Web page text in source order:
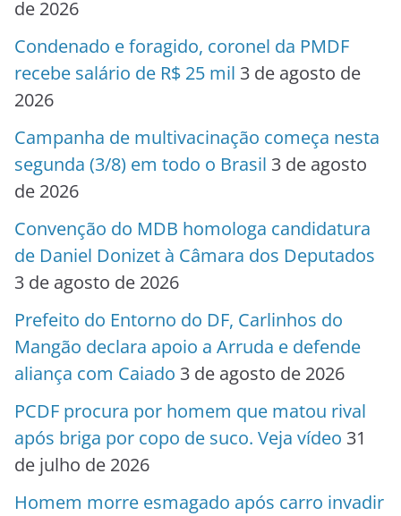
de 2026
Condenado e foragido, coronel da PMDF
recebe salário de R$ 25 mil 3 de agosto de
2026
Campanha de multivacinação começa nesta
segunda (3/8) em todo o Brasil 3 de agosto
de 2026
Convenção do MDB homologa candidatura
de Daniel Donizet à Câmara dos Deputados
3 de agosto de 2026
Prefeito do Entorno do DF, Carlinhos do
Mangão declara apoio a Arruda e defende
aliança com Caiado 3 de agosto de 2026
PCDF procura por homem que matou rival
após briga por copo de suco. Veja vídeo 31
de julho de 2026
Homem morre esmagado após carro invadir